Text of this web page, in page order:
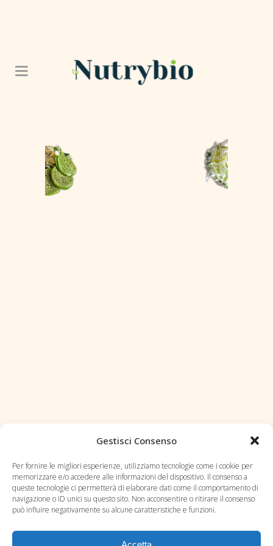
Gestisci Consenso
Per fornire le migliori esperienze, utilizziamo tecnologie come i cookie per
memorizzare e/o accedere alle informazioni del dispositivo. Il consenso a
queste tecnologie ci permetterà di elaborare dati come il comportamento di
navigazione o ID unici su questo sito. Non acconsentire o ritirare il consenso
può influire negativamente su alcune caratteristiche e funzioni.